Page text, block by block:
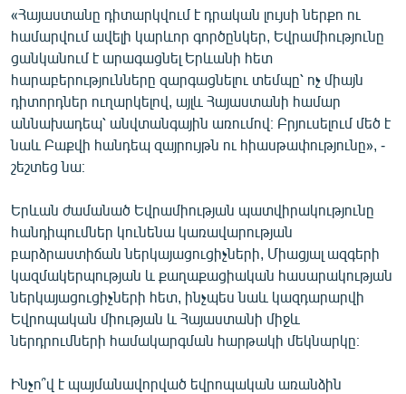
«Հայաստանը դիտարկվում է դրական լույսի ներքո ու
համարվում ավելի կարևոր գործընկեր, Եվրամիությունը
ցանկանում է արագացնել Երևանի հետ
հարաբերությունները զարգացնելու տեմպը՝ ոչ միայն
դիտորդներ ուղարկելով, այլև Հայաստանի համար
աննախադեպ՝ անվտանգային առումով։ Բրյուսելում մեծ է
նաև Բաքվի հանդեպ զայրույթն ու հիասթափությունը», -
շեշտեց նա։
Երևան ժամանած Եվրամիության պատվիրակությունը
հանդիպումներ կունենա կառավարության
բարձրաստիճան ներկայացուցիչների, Միացյալ ազգերի
կազմակերպության և քաղաքացիական հասարակության
ներկայացուցիչների հետ, ինչպես նաև կազդարարվի
Եվրոպական միության և Հայաստանի միջև
ներդրումների համակարգման հարթակի մեկնարկը։
Ինչո՞վ է պայմանավորված եվրոպական առանձին